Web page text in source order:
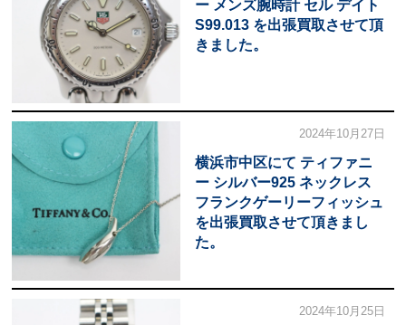
ー メンズ腕時計 セル デイト
S99.013 を出張買取させて頂
きました。
2024年10月27日
横浜市中区にて ティファニ
ー シルバー925 ネックレス
フランクゲーリーフィッシュ
を出張買取させて頂きまし
た。
2024年10月25日